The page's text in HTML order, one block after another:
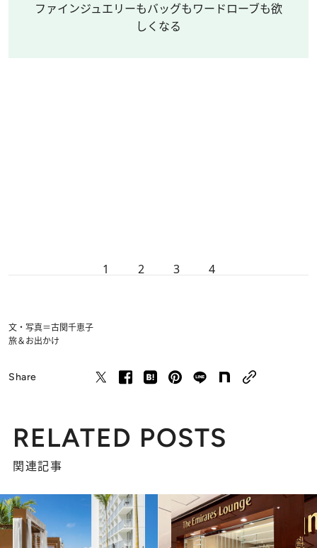
ファインジュエリーもバッグもワードローブも欲
しくなる
1 2 3 4
文・写真＝古関千恵子
旅＆お出かけ
Share
RELATED POSTS
関連記事